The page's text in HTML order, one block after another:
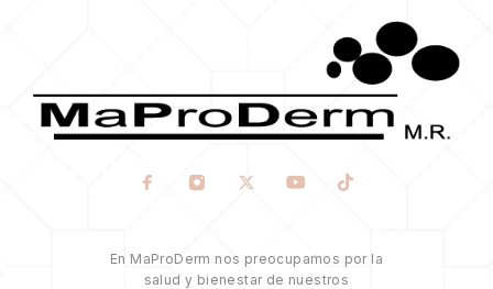
En MaProDerm nos preocupamos por la
salud y bienestar de nuestros